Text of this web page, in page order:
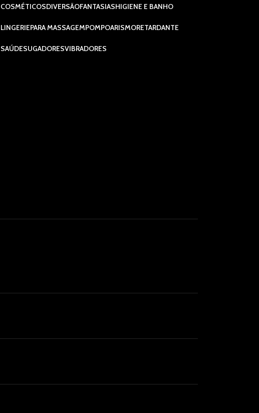
COSMÉTICOSDIVERSÃOFANTASIASHIGIENE E BANHO
LINGERIEPARA MASSAGEMPOMPOARISMORETARDANTE
SAÚDESUGADORESVIBRADORES